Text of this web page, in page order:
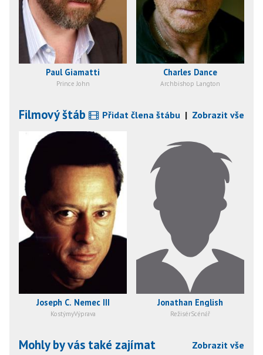
Paul Giamatti
Prince John
Charles Dance
Archbishop Langton
Filmový štáb Přidat člena štábu | Zobrazit vše
Joseph C. Nemec III
KostýmyVýprava
Jonathan English
RežisérScénář
Mohly by vás také zajímat Zobrazit vše